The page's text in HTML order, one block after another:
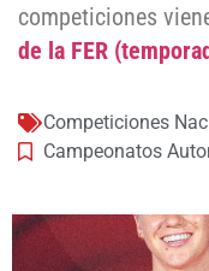
competiciones
de la FER
Competiciones
Campeonatos